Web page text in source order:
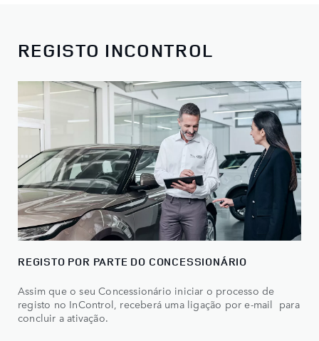
REGISTO INCONTROL
REGISTO POR PARTE DO CONCESSIONÁRIO
Assim que o seu Concessionário iniciar o processo de
registo no InControl, receberá uma ligação por e-mail para
concluir a ativação.